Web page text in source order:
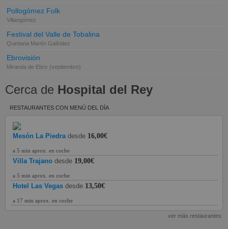
Pollogómez Folk
Villangómez
Festival del Valle de Tobalina
Quintana Martín Galíndez
Ebrovisión
Miranda de Ebro (septiembre)
Cerca de Hospital del Rey
RESTAURANTES CON MENÚ DEL DÍA
Mesón La Piedra desde 16,00€
a 5 min aprox. en coche
Villa Trajano desde 19,00€
a 5 min aprox. en coche
Hotel Las Vegas desde 13,50€
a 17 min aprox. en coche
ver más restaurantes